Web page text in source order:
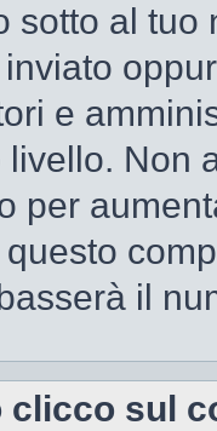
sotto al
e
Non
per
il
clicco sul